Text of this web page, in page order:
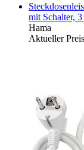
mit Schalter,
Hama
Aktueller Preis